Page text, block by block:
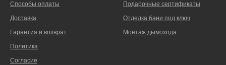
Способы оплаты
Доставка
Гарантия и возврат
Политика
Согласие
Подарочные сертификаты
Отделка бани под ключ
Монтаж дымохода